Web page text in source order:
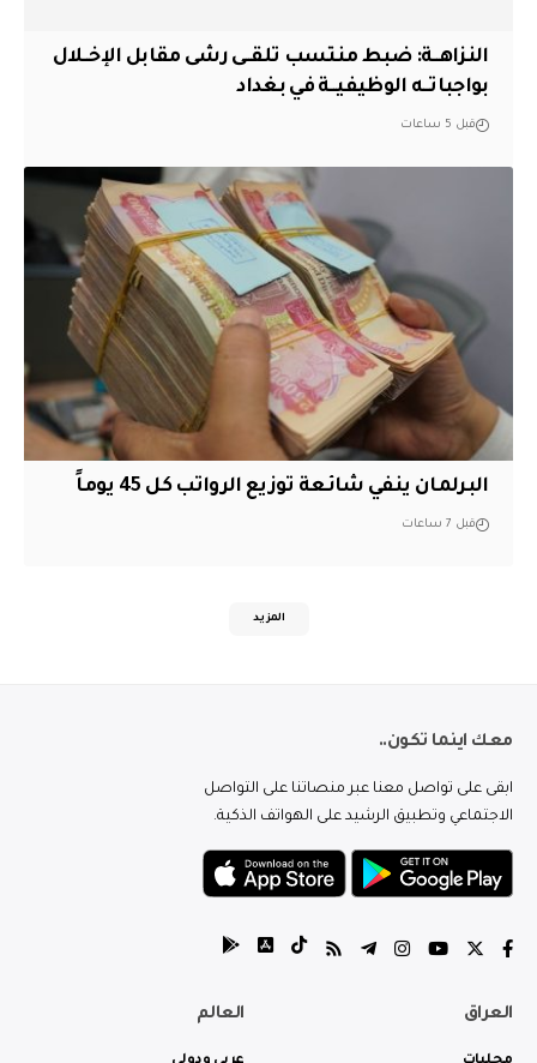
النزاهــة: ضبط منتسب تلقــى رشى مقابل الإخــلال
بواجباتــه الوظيفيــة في بغداد
قبل 5 ساعات
البرلمان ينفي شائعة توزيع الرواتب كل 45 يوماً
قبل 7 ساعات
المزيد
معك اينما تكون..
ابقى على تواصل معنا عبر منصاتنا على التواصل
الاجتماعي وتطبيق الرشيد على الهواتف الذكية.
العراق العالم